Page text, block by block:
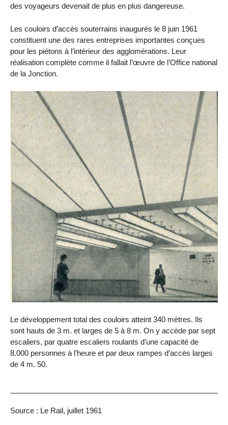
des voyageurs devenait de plus en plus dangereuse.
Les couloirs d’accès souterrains inaugurés le 8 juin 1961
constituent une des rares entreprises importantes conçues
pour les piétons à l’intérieur des agglomérations. Leur
réalisation complète comme il fallait l’œuvre de l’Office national
de la Jonction.
Le développement total des couloirs atteint 340 mètres. Ils
sont hauts de 3 m. et larges de 5 à 8 m. On y accède par sept
escaliers, par quatre escaliers roulants d’une capacité de
8.000 personnes à l’heure et par deux rampes d’accès larges
de 4 m. 50.
Source : Le Rail, juillet 1961